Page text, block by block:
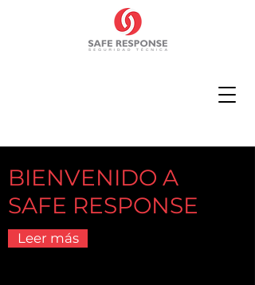
BIENVENIDO A
SAFE RESPONSE
Leer más